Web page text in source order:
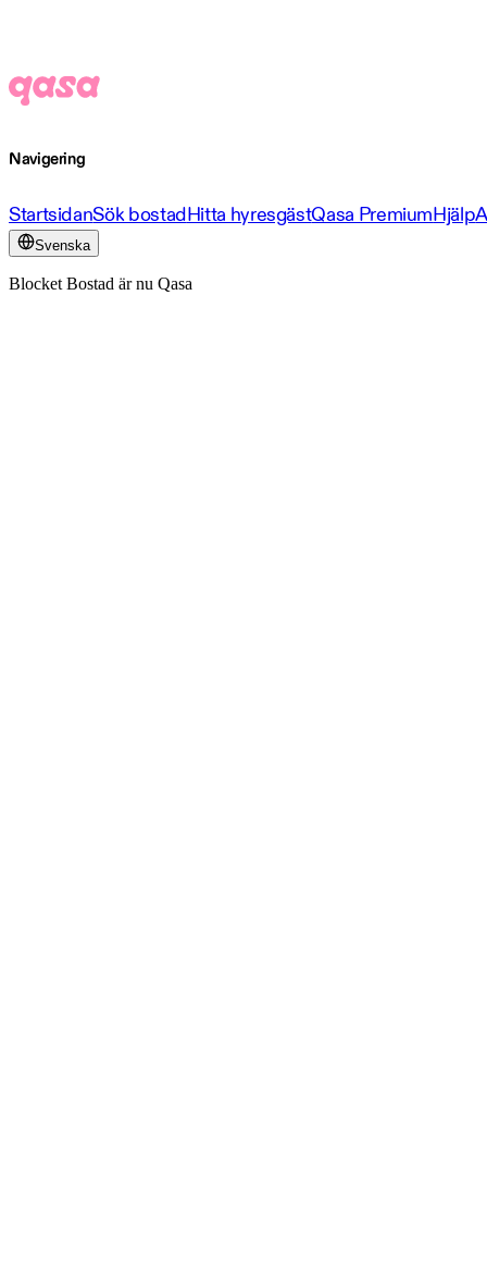
Navigering
StartsidanSök bostadHitta hyresgästQasa PremiumHjälp
Svenska
Blocket Bostad är nu Qasa